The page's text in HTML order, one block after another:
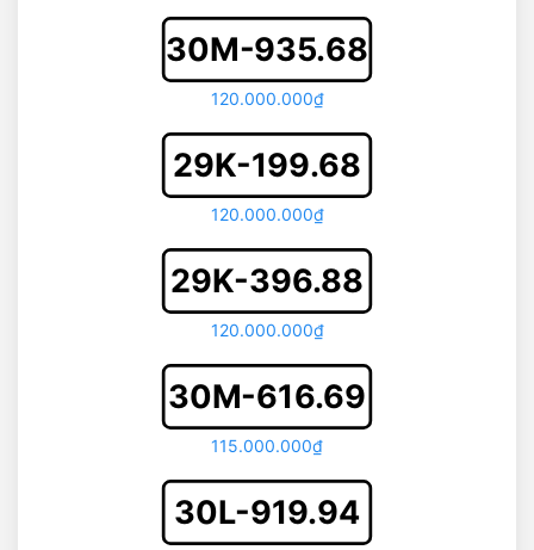
30M-935.68
120.000.000₫
29K-199.68
120.000.000₫
29K-396.88
120.000.000₫
30M-616.69
115.000.000₫
30L-919.94